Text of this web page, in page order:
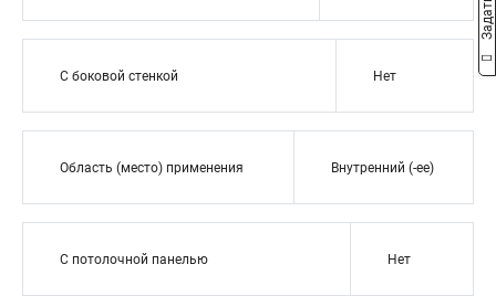
С боковой стенкой Нет
Область (место) применения Внутренний (-ее)
С потолочной панелью Нет